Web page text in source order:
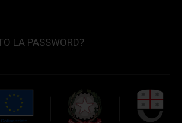
LA PASSWORD?